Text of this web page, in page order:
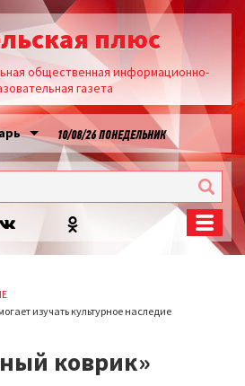
плюс
общественная информационно-
газета
10/08/26 ПОНЕДЕЛЬНИК
изучать культурное наследие
коврик»